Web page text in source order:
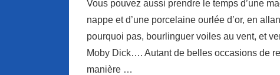
Vous pouvez aussi prendre le temps d’une
nappe et d’une porcelaine ourlée d’or, en
pourquoi pas, bourlinguer voiles au vent, et
Moby Dick…. Autant de belles occasions de
manière …